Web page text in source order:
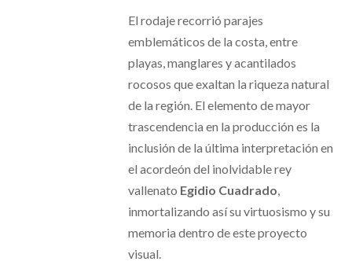
El rodaje recorrió parajes
emblemáticos de la costa, entre
playas, manglares y acantilados
rocosos que exaltan la riqueza natural
de la región. El elemento de mayor
trascendencia en la producción es la
inclusión de la última interpretación en
el acordeón del inolvidable rey
vallenato Egidio Cuadrado,
inmortalizando así su virtuosismo y su
memoria dentro de este proyecto
visual.